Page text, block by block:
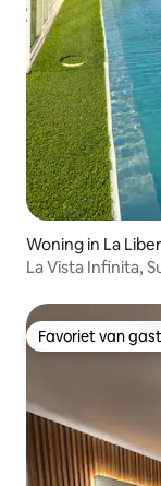
Woning in La
La Vista Infinita,
Favoriet van
Favoriet van